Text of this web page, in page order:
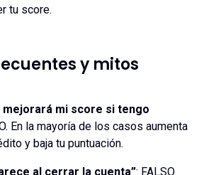
tu score.
y mitos
mejorará mi score si tengo
En la mayoría de los casos aumenta
y baja tu puntuación.
al cerrar la cuenta”: FALSO.